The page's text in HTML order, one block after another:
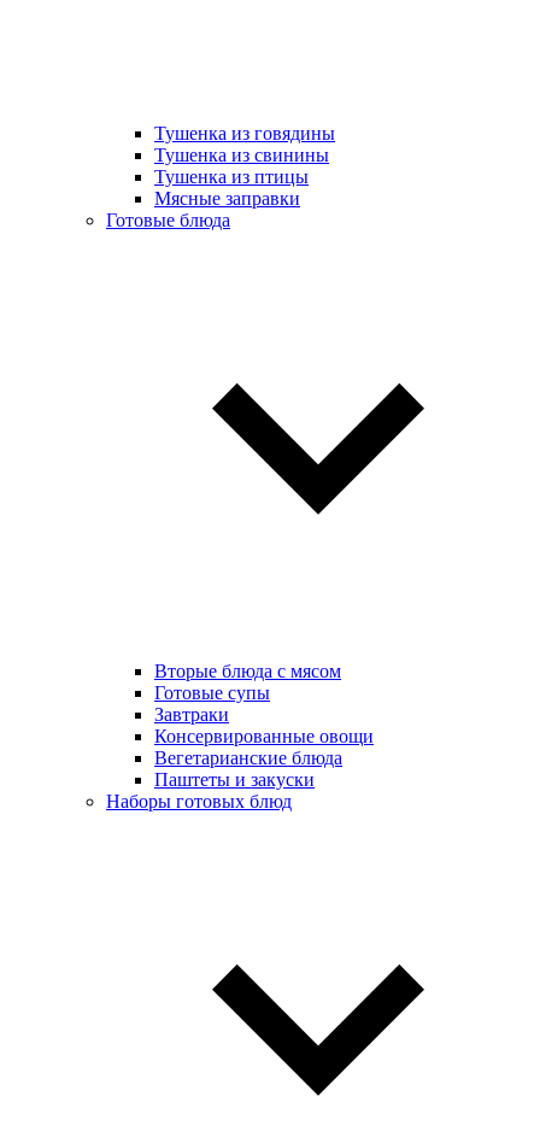
Тушенка из говядины
Тушенка из свинины
Тушенка из птицы
Мясные заправки
Готовые блюда
Вторые блюда с мясом
Готовые супы
Завтраки
Консервированные овощи
Вегетарианские блюда
Паштеты и закуски
Наборы готовых блюд